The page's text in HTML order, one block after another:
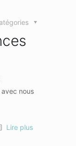
nous
Lire plus